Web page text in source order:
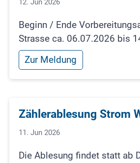
12. Jun 2026
Beginn / Ende
Strasse ca. 06.07.2026 bis
Zur Meldung
Zählerablesung Strom
11. Jun 2026
Die Ablesung findet statt ab